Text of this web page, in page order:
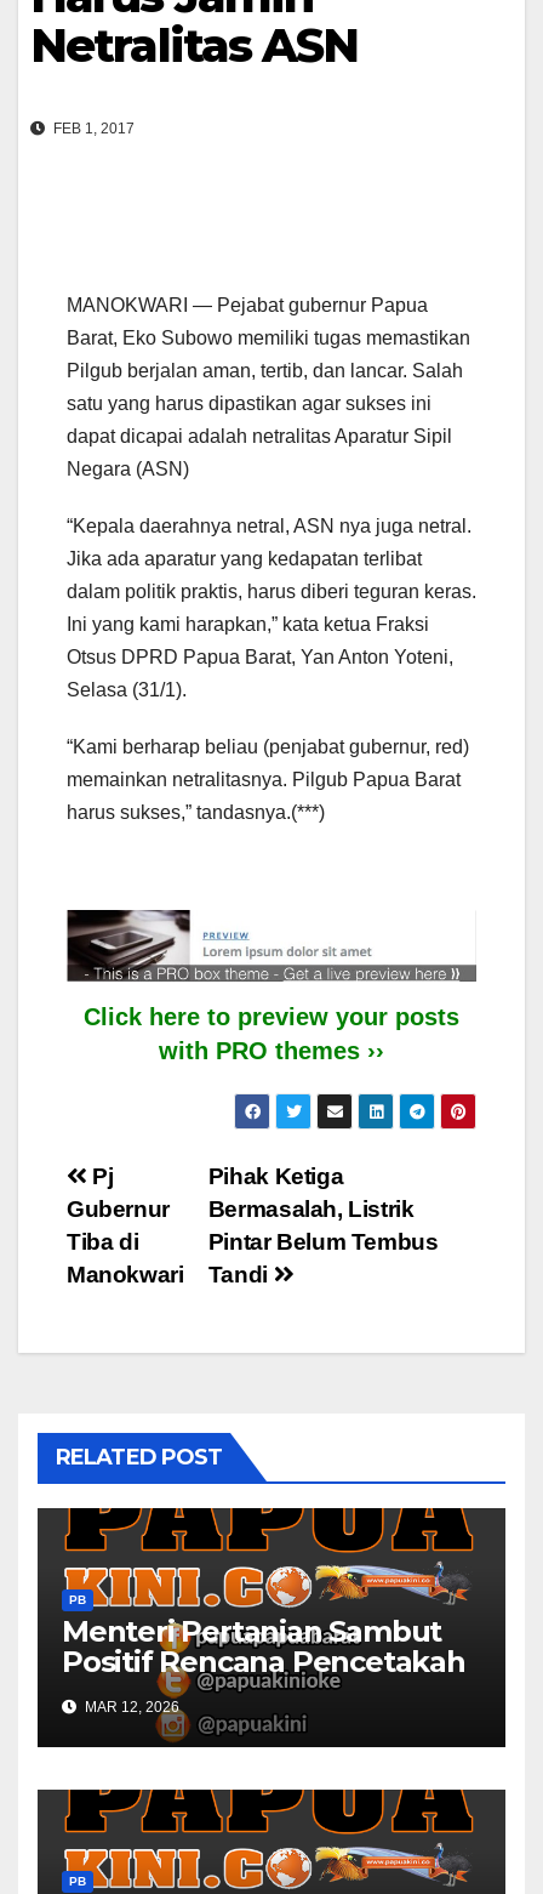
Netralitas ASN
FEB 1, 2017
MANOKWARI — Pejabat gubernur Papua
Barat, Eko Subowo memiliki tugas memastikan
Pilgub berjalan aman, tertib, dan lancar. Salah
satu yang harus dipastikan agar sukses ini
dapat dicapai adalah netralitas Aparatur Sipil
Negara (ASN)
“Kepala daerahnya netral, ASN nya juga netral.
Jika ada aparatur yang kedapatan terlibat
dalam politik praktis, harus diberi teguran keras.
Ini yang kami harapkan,” kata ketua Fraksi
Otsus DPRD Papua Barat, Yan Anton Yoteni,
Selasa (31/1).
“Kami berharap beliau (penjabat gubernur, red)
memainkan netralitasnya. Pilgub Papua Barat
harus sukses,” tandasnya.(***)
Click here to preview your posts
with PRO themes ››
Post
navigation
Pihak Ketiga
Bermasalah, Listrik
Pintar Belum Tembus
Tandi
Pj
Gubernur
Tiba di
Manokwari
RELATED POST
PB
Menteri Pertanian Sambut
Positif Rencana Pencetakah
Sawah dan Ladang di Papua
Barat
MAR 12, 2026
PB